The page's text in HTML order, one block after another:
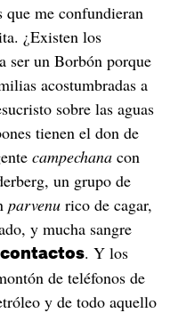
me confundieran
¿Existen los
ser un Borbón porque
acostumbradas a
sobre las aguas
tienen el don de
campechanacon
un grupo de
parvenurico de cagar,
y mucha sangre
contactos. Y los
de teléfonos de
y de todo aquello